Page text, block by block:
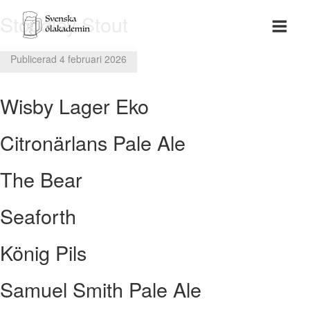
Stoodley Stout
Publicerad 4 februari 2026
Wisby Lager Eko
Citronärlans Pale Ale
The Bear
Seaforth
König Pils
Samuel Smith Pale Ale